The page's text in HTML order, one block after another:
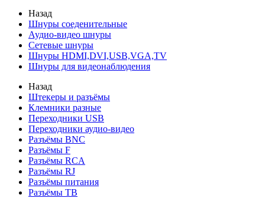
Назад
Шнуры соеденительные
Аудио-видео шнуры
Сетевые шнуры
Шнуры HDMI,DVI,USB,VGA,TV
Шнуры для видеонаблюдения
Назад
Штекеры и разъёмы
Клемники разные
Переходники USB
Переходники аудио-видео
Разъёмы BNC
Разъёмы F
Разъёмы RCA
Разъёмы RJ
Разъёмы питания
Разъёмы ТВ